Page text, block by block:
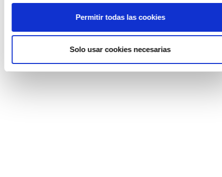
Permitir todas las cookies
Solo usar cookies necesarias
incoloro 0A570 HCM
desde 98,15 € / m² *